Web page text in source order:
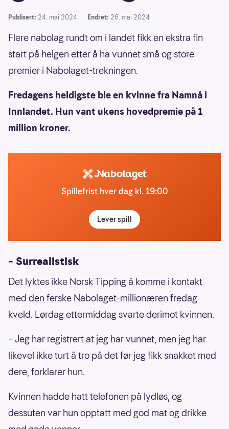
Publisert: 24. mai 2024 Endret: 26. mai 2024
Flere nabolag rundt om i landet fikk en ekstra fin
start på helgen etter å ha vunnet små og store
premier i Nabolaget-trekningen.
Fredagens heldigste ble en kvinne fra Namnå i
Innlandet. Hun vant ukens hovedpremie på 1
million kroner.
Spillefrist hver dag kl. 19:00
Lever spill
– Surrealistisk
Det lyktes ikke Norsk Tipping å komme i kontakt
med den ferske Nabolaget-millionæren fredag
kveld. Lørdag ettermiddag svarte derimot kvinnen.
– Jeg har registrert at jeg har vunnet, men jeg har
likevel ikke turt å tro på det før jeg fikk snakket med
dere, forklarer hun.
Kvinnen hadde hatt telefonen på lydløs, og
dessuten var hun opptatt med god mat og drikke